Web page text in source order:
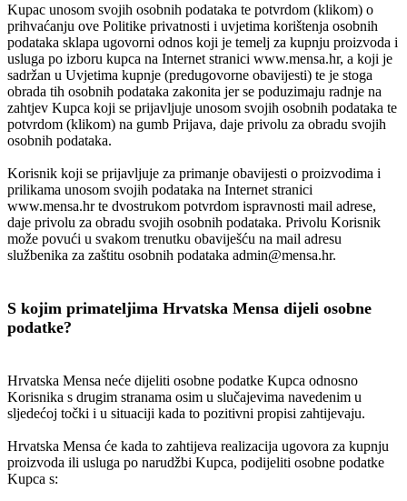
Kupac unosom svojih osobnih podataka te potvrdom (klikom) o
prihvaćanju ove Politike privatnosti i uvjetima korištenja osobnih
podataka sklapa ugovorni odnos koji je temelj za kupnju proizvoda i
usluga po izboru kupca na Internet stranici www.mensa.hr, a koji je
sadržan u Uvjetima kupnje (predugovorne obavijesti) te je stoga
obrada tih osobnih podataka zakonita jer se poduzimaju radnje na
zahtjev Kupca koji se prijavljuje unosom svojih osobnih podataka te
potvrdom (klikom) na gumb Prijava, daje privolu za obradu svojih
osobnih podataka.
Korisnik koji se prijavljuje za primanje obavijesti o proizvodima i
prilikama unosom svojih podataka na Internet stranici
www.mensa.hr te dvostrukom potvrdom ispravnosti mail adrese,
daje privolu za obradu svojih osobnih podataka. Privolu Korisnik
može povući u svakom trenutku obaviješću na mail adresu
službenika za zaštitu osobnih podataka admin@mensa.hr.
S kojim primateljima Hrvatska Mensa dijeli osobne
podatke?
Hrvatska Mensa neće dijeliti osobne podatke Kupca odnosno
Korisnika s drugim stranama osim u slučajevima navedenim u
sljedećoj točki i u situaciji kada to pozitivni propisi zahtijevaju.
Hrvatska Mensa će kada to zahtijeva realizacija ugovora za kupnju
proizvoda ili usluga po narudžbi Kupca, podijeliti osobne podatke
Kupca s: